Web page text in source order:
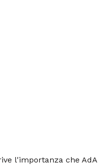
l'importanza che AdA